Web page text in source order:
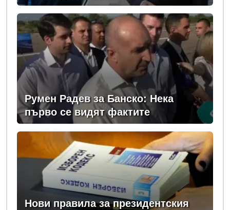
Румен Радев за Банско: Нека
първо се видят фактите
Нови правила за президентския